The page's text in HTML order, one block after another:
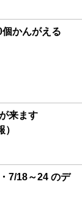
かんがえる
来ます
7/18～24 のデ